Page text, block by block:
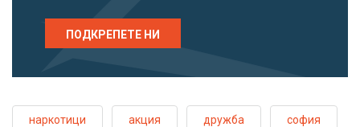
ПОДКРЕПЕТЕ НИ
наркотици акция дружба софия